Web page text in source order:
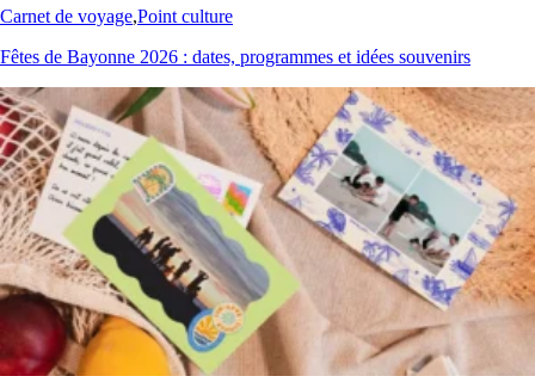
Carnet de voyage,Point culture
Fêtes de Bayonne 2026 : dates, programmes et idées souvenirs